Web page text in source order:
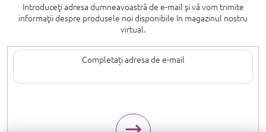
Introduceţi adresa dumneavoastră de e-mail şi vă vom trimite
informaţii despre produsele noi disponibile în magazinul nostru
virtual.